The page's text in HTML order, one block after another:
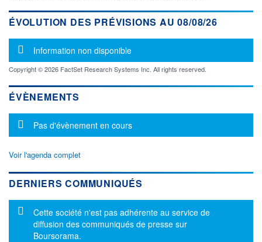
ÉVOLUTION DES PRÉVISIONS AU 08/08/26
Message d'information
Information non disponible
Copyright © 2026 FactSet Research Systems Inc. All rights reserved.
ÉVÈNEMENTS
Message d'information
Pas d'évènement en cours
Voir l'agenda complet
DERNIERS COMMUNIQUÉS
Message d'information
Cette société n'est pas adhérente au service de
diffusion des communiqués de presse sur
Boursorama.